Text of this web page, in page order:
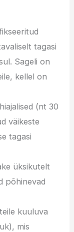
tagasi
Sageli on
kellel on
(nt 30
väikeste
tagasi
üksikutelt
põhinevad
kuuluva
mis